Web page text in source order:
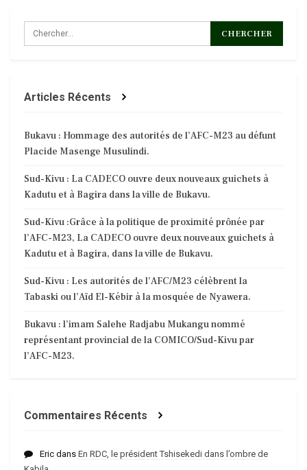
Articles Récents
Bukavu : Hommage des autorités de l’AFC-M23 au défunt
Placide Masenge Musulindi.
Sud-Kivu : La CADECO ouvre deux nouveaux guichets à
Kadutu et à Bagira dans la ville de Bukavu.
Sud-Kivu :Grâce à la politique de proximité prônée par
l’AFC-M23, La CADECO ouvre deux nouveaux guichets à
Kadutu et à Bagira, dans la ville de Bukavu.
Sud-Kivu : Les autorités de l’AFC/M23 célèbrent la
Tabaski ou l’Aïd El-Kébir à la mosquée de Nyawera.
Bukavu : l’imam Salehe Radjabu Mukangu nommé
représentant provincial de la COMICO/Sud-Kivu par
l’AFC-M23.
Commentaires Récents
Eric dans En RDC, le président Tshisekedi dans l’ombre de